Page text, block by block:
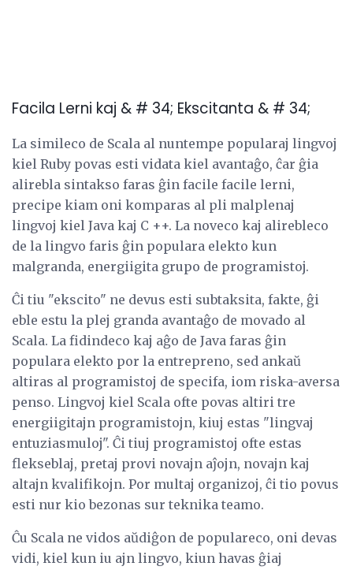
Facila Lerni kaj & # 34; Ekscitanta & # 34;
La simileco de Scala al nuntempe popularaj lingvoj
kiel Ruby povas esti vidata kiel avantaĝo, ĉar ĝia
alirebla sintakso faras ĝin facile facile lerni,
precipe kiam oni komparas al pli malplenaj
lingvoj kiel Java kaj C ++. La noveco kaj alirebleco
de la lingvo faris ĝin populara elekto kun
malgranda, energiigita grupo de programistoj.
Ĉi tiu "ekscito" ne devus esti subtaksita, fakte, ĝi
eble estu la plej granda avantaĝo de movado al
Scala. La fidindeco kaj aĝo de Java faras ĝin
populara elekto por la entrepreno, sed ankaŭ
altiras al programistoj de specifa, iom riska-aversa
penso. Lingvoj kiel Scala ofte povas altiri tre
energiigitajn programistojn, kiuj estas "lingvaj
entuziasmuloj". Ĉi tiuj programistoj ofte estas
flekseblaj, pretaj provi novajn aĵojn, novajn kaj
altajn kvalifikojn. Por multaj organizoj, ĉi tio povus
esti nur kio bezonas sur teknika teamo.
Ĉu Scala ne vidos aŭdiĝon de populareco, oni devas
vidi, kiel kun iu ajn lingvo, kiun havas ĝiaj